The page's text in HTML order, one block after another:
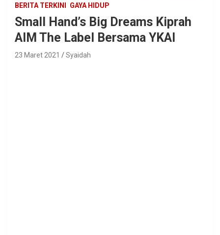
BERITA TERKINI GAYA HIDUP
Small Hand’s Big Dreams Kiprah
AIM The Label Bersama YKAI
23 Maret 2021 Syaidah